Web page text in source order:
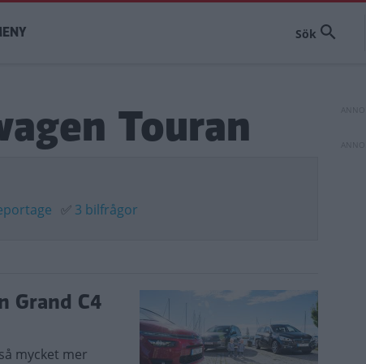
Touran
✅ 3 bilfrågor
Grand C4
mycket mer